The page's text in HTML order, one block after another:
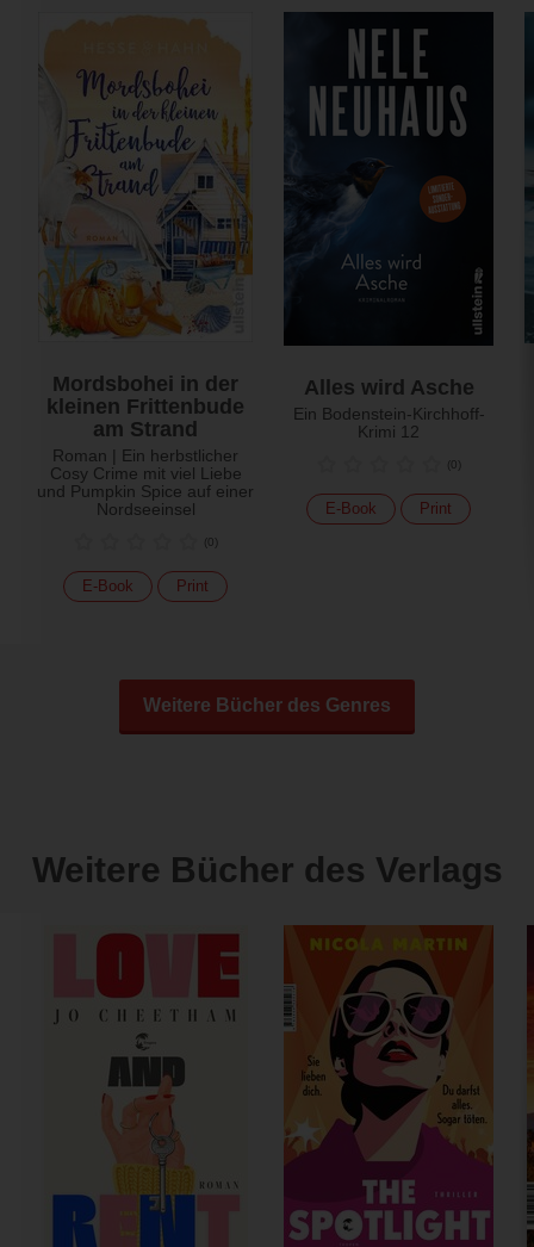
Mordsbohei in der
kleinen Frittenbude
am Strand
Roman | Ein herbstlicher
Cosy Crime mit viel Liebe
und Pumpkin Spice auf einer
Nordseeinsel
(0)
E-Book Print
Alles wird Asche
Ein Bodenstein-Kirchhoff-
Krimi 12
(0)
E-Book Print
Weitere Bücher des Genres
Weitere Bücher des Verlags